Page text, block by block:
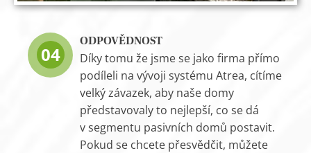
04
ODPOVĚDNOST
Díky tomu že jsme se jako firma přímo
podíleli na vývoji systému Atrea, cítíme
velký závazek, aby naše domy
představovaly to nejlepší, co se dá
v segmentu pasivních domů postavit.
Pokud se chcete přesvědčit, můžete